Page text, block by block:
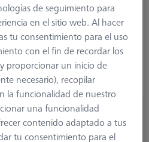
M5
Extend
11,0 mm
7,5 g
M5
Stylus Extension
de seguimiento para
en el sitio web. Al hacer
tu consentimiento para el uso
con el fin de recordar los
proporcionar un inicio de
necesario), recopilar
la funcionalidad de nuestro
una funcionalidad
contenido adaptado a tus
tu consentimiento para el